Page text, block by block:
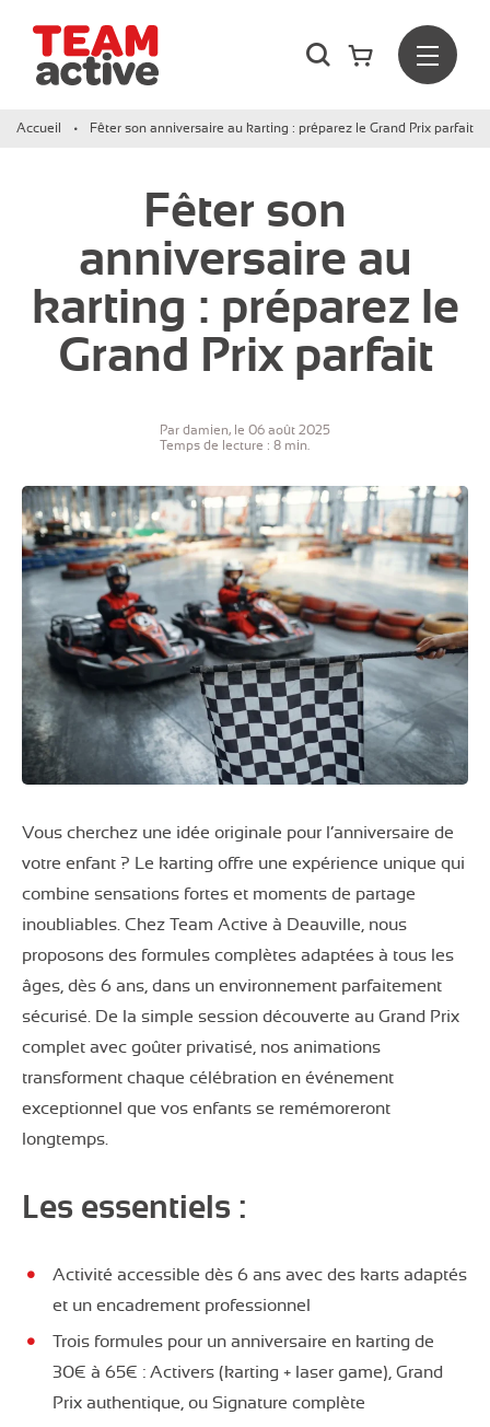
Rechercher
Menu
Accueil Fêter son anniversaire au karting : préparez le Grand Prix parfait
Fêter son
anniversaire au
karting : préparez le
Grand Prix parfait
Par damien, le 06 août 2025
Temps de lecture : 8 min.
Vous cherchez une idée originale pour l’anniversaire de
votre enfant ? Le karting offre une expérience unique qui
combine sensations fortes et moments de partage
inoubliables. Chez Team Active à Deauville, nous
proposons des formules complètes adaptées à tous les
âges, dès 6 ans, dans un environnement parfaitement
sécurisé. De la simple session découverte au Grand Prix
complet avec goûter privatisé, nos animations
transforment chaque célébration en événement
exceptionnel que vos enfants se remémoreront
longtemps.
Les essentiels :
Activité accessible dès 6 ans avec des karts adaptés
et un encadrement professionnel
Trois formules pour un anniversaire en karting de
30€ à 65€ : Activers (karting + laser game), Grand
Prix authentique, ou Signature complète